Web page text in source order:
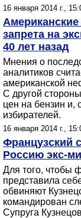
16 января 2014 г.,
запрета на
40 лет назад
Мнения о
аналитиков
американской
С другой
цен на бензин и,
избирателей.
16 января 2014 г.,
Французский
Россию экс-
Для того, чтобы
представила
обвиняют
командирован
Супруга